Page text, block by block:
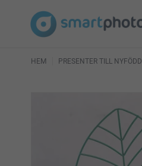
HEM PRESENTER TILL NYFÖDD